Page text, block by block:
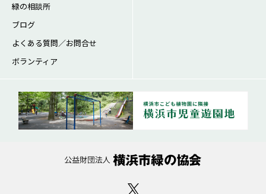
緑の相談所
ブログ
よくある質問／お問合せ
ボランティア